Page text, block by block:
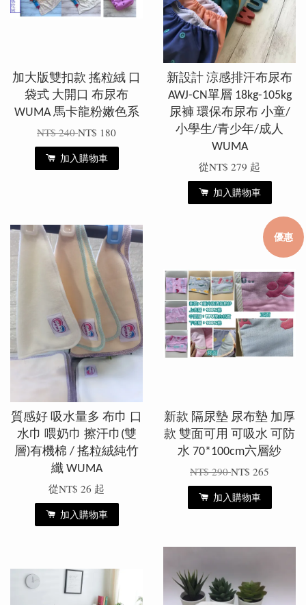
加大版雙扣款 搖粒絨 口
袋式 大開口 布尿布
WUMA 馬卡龍粉嫩色系
NT$ 240NT$ 180
加入購物車
新設計 涼感排汗布尿布
AWJ-CN單層 18kg-105kg
尿褲 環保布尿布 小童/
小學生/青少年/成人
WUMA
從NT$ 279 起
加入購物車
質感好 吸水量多 布巾 口
水巾 喂奶巾 擦汗巾(雙
層)有機棉 / 搖粒絨純竹
纖 WUMA
從NT$ 26 起
加入購物車
優惠
新款 隔尿墊 尿布墊 加厚
款 雙面可用 可吸水 可防
水 70*100cm六層紗
NT$ 290NT$ 265
加入購物車